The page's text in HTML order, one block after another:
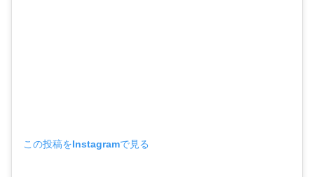
この投稿をInstagramで見る